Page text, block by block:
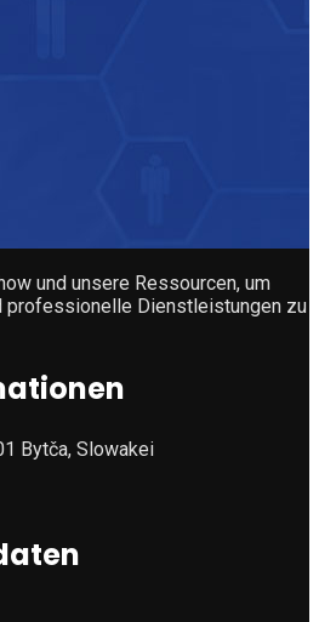
und unsere Ressourcen, um
professionelle Dienstleistungen zu
Bytča, Slowakei